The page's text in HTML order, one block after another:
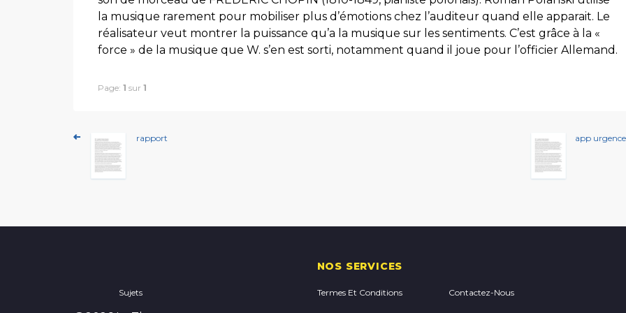
la musique rarement pour mobiliser plus d’émotions chez l’auditeur quand elle apparait. Le
réalisateur veut montrer la puissance qu’a la musique sur les sentiments. C’est grâce à la «
force » de la musique que W. s’en est sorti, notamment quand il joue pour l’officier Allemand.
Page: 1 sur 1
rapport app
Sujets
NOS SERVICES
Termes Et Conditions Contactez-Nous